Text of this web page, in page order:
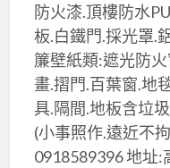
防火漆.頂樓防水
板.白鐵門.採光罩.
簾壁紙類:遮光防
畫.摺門.百葉窗.地
具.隔間.地板含垃
(小事照作.遠近不
0918589396 地址